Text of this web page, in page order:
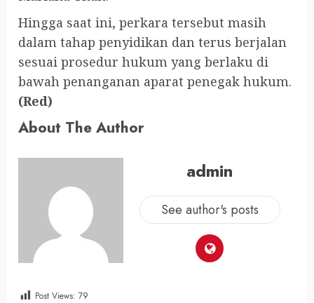
Hingga saat ini, perkara tersebut masih
dalam tahap penyidikan dan terus berjalan
sesuai prosedur hukum yang berlaku di
bawah penanganan aparat penegak hukum.
(Red)
About The Author
admin
See author's posts
Post Views: 79